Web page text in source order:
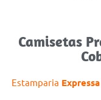
Camisetas
Estamparia